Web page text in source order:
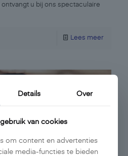
ontvangt u bij ons spectaculaire
Lees meer
Details Over
van cookies
om content en advertenties
media-functies te bieden